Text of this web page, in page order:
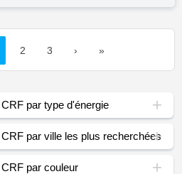
2 3 › »
par type d'énergie
par ville les plus recherchées
par couleur